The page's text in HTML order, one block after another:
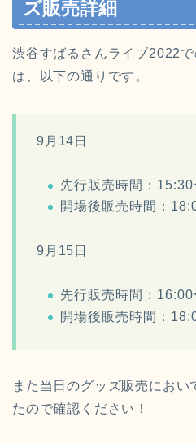
ズ販売詳細
渋谷すばるさんライブ2022
は、以下の通りです。
9月14日
先行販売時間：
開場後販売時間：
9月15日
先行販売時間：
開場後販売時間：
また当日のグッズ販売におい
たので確認ください！